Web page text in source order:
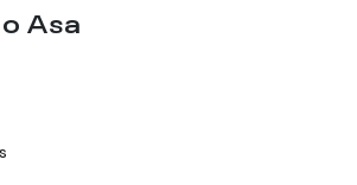
Asa